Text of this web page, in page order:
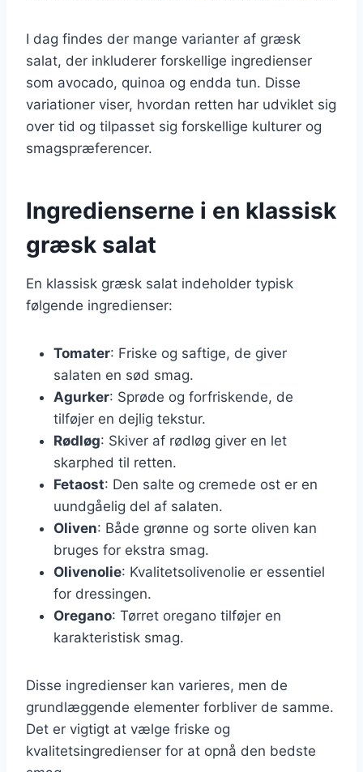
I dag findes der mange varianter af græsk
salat, der inkluderer forskellige ingredienser
som avocado, quinoa og endda tun. Disse
variationer viser, hvordan retten har udviklet sig
over tid og tilpasset sig forskellige kulturer og
smagspræferencer.
Ingredienserne i en klassisk
græsk salat
En klassisk græsk salat indeholder typisk
følgende ingredienser:
Tomater: Friske og saftige, de giver
salaten en sød smag.
Agurker: Sprøde og forfriskende, de
tilføjer en dejlig tekstur.
Rødløg: Skiver af rødløg giver en let
skarphed til retten.
Fetaost: Den salte og cremede ost er en
uundgåelig del af salaten.
Oliven: Både grønne og sorte oliven kan
bruges for ekstra smag.
Olivenolie: Kvalitetsolivenolie er essentiel
for dressingen.
Oregano: Tørret oregano tilføjer en
karakteristisk smag.
Disse ingredienser kan varieres, men de
grundlæggende elementer forbliver de samme.
Det er vigtigt at vælge friske og
kvalitetsingredienser for at opnå den bedste